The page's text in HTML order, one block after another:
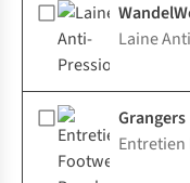
Laine
Grangers
Entretien